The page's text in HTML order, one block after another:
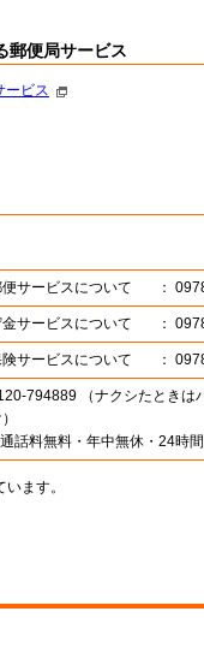
郵便局サービス
ービス
サービスについて ：
サービスについて ：
サービスについて ：
794889 （ナクシたときは
話料無料・年中無休・24時
ます。